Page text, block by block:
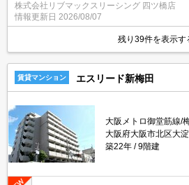
済可能★保証人不要★ご内覧可能です。
株式会社リブマックスリーシング 四ツ橋店
情報更新日 2026/08/07
残り39件を表示す
賃貸マンション エスリード新梅田
大阪メトロ御堂筋線/
大阪府大阪市北区大
築22年
9階建